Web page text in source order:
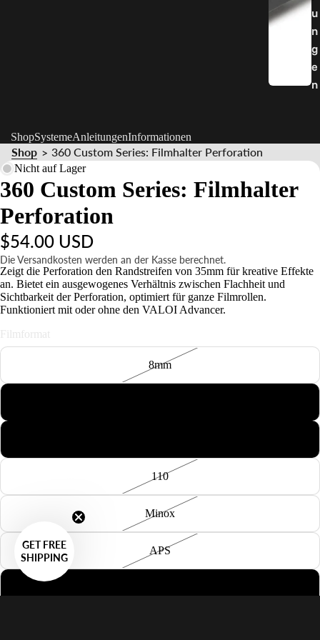
u
n
g
e
n
ShopSystemeAnleitungenInformationen
Shop > 360 Custom Series: Filmhalter Perforation
Nicht auf Lager
360 Custom Series: Filmhalter
Perforation
$54.00 USD
Die Versandkosten werden an der Kasse berechnet.
Zeigt die Perforation den Randstreifen von 35mm für kreative Effekte
an. Bietet ein ausgewogenes Verhältnis zwischen Flachheit und
Sichtbarkeit der Perforation, optimiert für ganze Filmrollen.
Funktioniert mit oder ohne den VALOI Advancer.
Filmformat
8mm
110
Minox
APS
GET FREE
SHIPPING